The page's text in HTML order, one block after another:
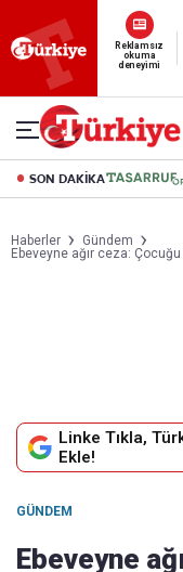
Reklamsız
okuma
deneyimi
SON DAKİKA
Haberler
Gündem
Ebeveyne ağır ceza:
Linke Tıkla,
Ekle!
GÜNDEM
Ebeveyne